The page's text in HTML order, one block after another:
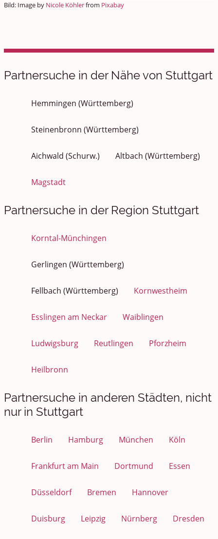
Bild: Image by Nicole Köhlerfrom Pixabay
Partnersuche in der Nähe von Stuttgart
Hemmingen (Württemberg)
Steinenbronn (Württemberg)
Aichwald (Schurw.) Altbach (Württemberg)
Magstadt
Partnersuche in der Region Stuttgart
Korntal-Münchingen
Gerlingen (Württemberg)
Fellbach (Württemberg) Kornwestheim
Esslingen am Neckar Waiblingen
Ludwigsburg Reutlingen Pforzheim
Heilbronn
Partnersuche in anderen Städten, nicht
nur in Stuttgart
Berlin Hamburg München Köln
Frankfurt am Main Dortmund Essen
Düsseldorf Bremen Hannover
Duisburg Leipzig Nürnberg Dresden